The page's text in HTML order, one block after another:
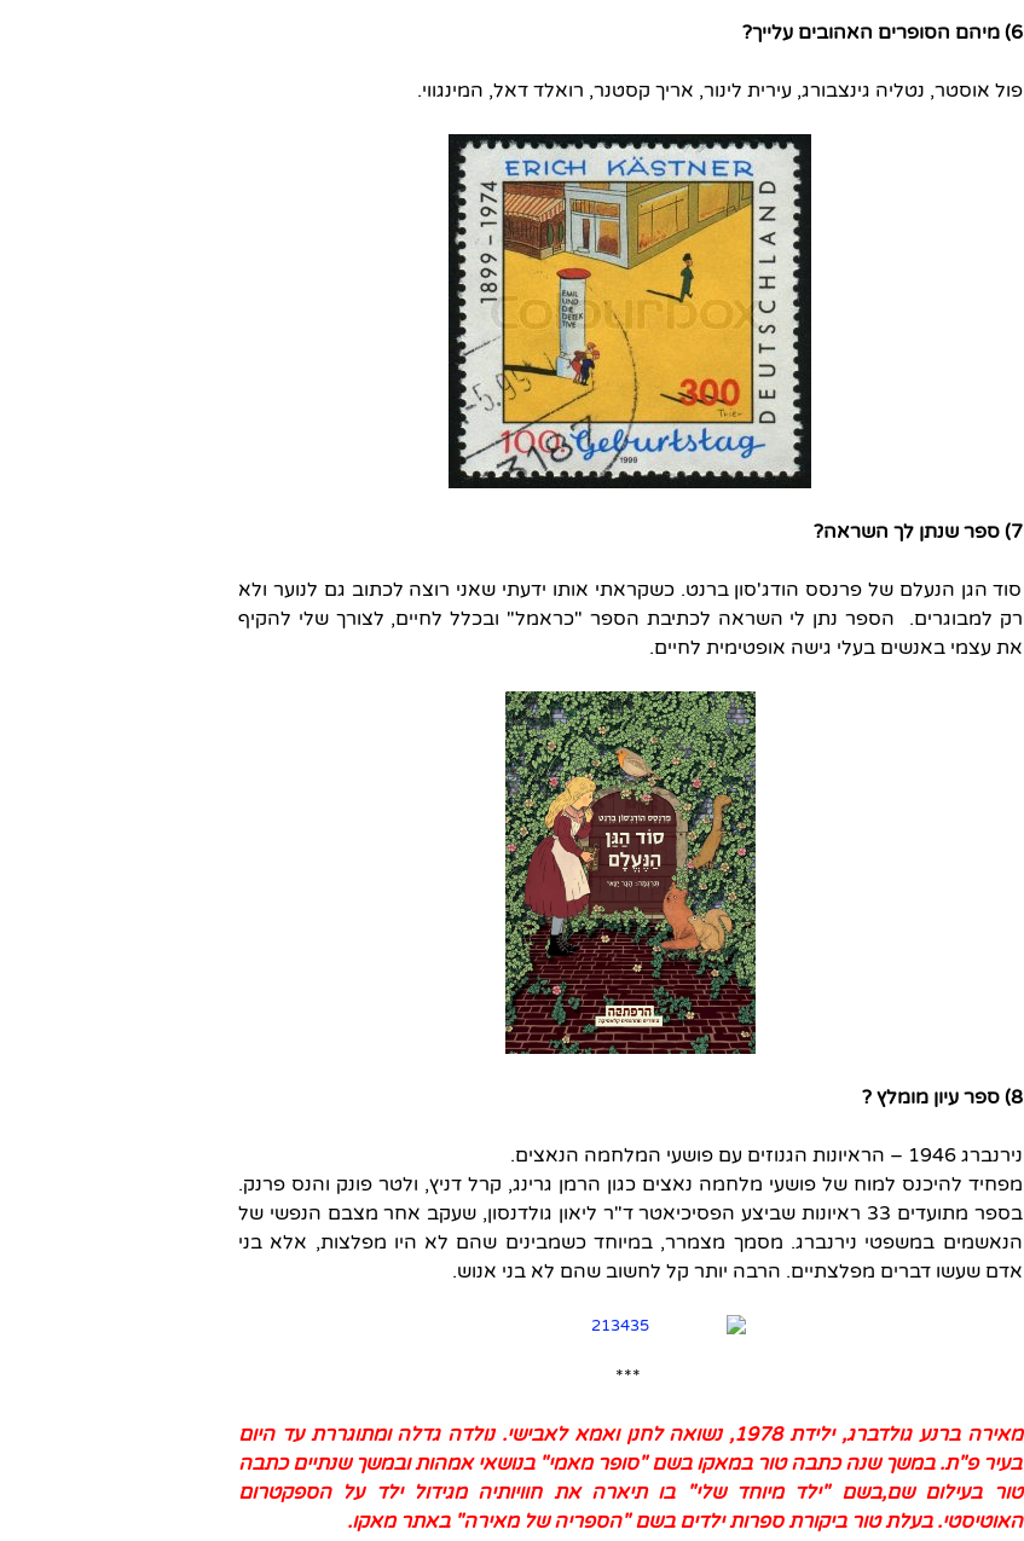
6) מיהם הסופרים האהובים עלייך?
פול אוסטר, נטליה גינצבורג, עירית לינור, אריך קסטנר, רואלד דאל, המינגווי.
7) ספר שנתן לך השראה?
סוד הגן הנעלם של פרנסס הודג'סון ברנט. כשקראתי אותו ידעתי שאני רוצה לכתוב גם לנוער ולא
רק למבוגרים. הספר נתן לי השראה לכתיבת הספר "כראמל" ובכלל לחיים, לצורך שלי להקיף
את עצמי באנשים בעלי גישה אופטימית לחיים.
8) ספר עיון מומלץ ?
נירנברג 1946 – הראיונות הגנוזים עם פושעי המלחמה הנאצים.
מפחיד להיכנס למוח של פושעי מלחמה נאצים כגון הרמן גרינג, קרל דניץ, ולטר פונק והנס פרנק.
בספר מתועדים 33 ראיונות שביצע הפסיכיאטר ד"ר ליאון גולדנסון, שעקב אחר מצבם הנפשי של
הנאשמים במשפטי נירנברג. מסמך מצמרר, במיוחד כשמבינים שהם לא היו מפלצות, אלא בני
אדם שעשו דברים מפלצתיים. הרבה יותר קל לחשוב שהם לא בני אנוש.
***
מאירה ברנע גולדברג, ילידת 1978, נשואה לחנן ואמא לאבישי. נולדה גדלה ומתוגררת עד היום
בעיר פ"ת. במשך שנה כתבה טור במאקו בשם "סופר מאמי" בנושאי אמהות ובמשך שנתיים כתבה
טור בעילום שם,בשם "ילד מיוחד שלי" בו תיארה את חוויותיה מגידול ילד על הספקטרום
האוטיסטי. בעלת טור ביקורת ספרות ילדים בשם "הספריה של מאירה" באתר מאקו.